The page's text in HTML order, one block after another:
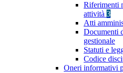
Riferimenti
attività 3
Atti
Documenti
gestionale
Statuti e
Codice
Oneri informativi